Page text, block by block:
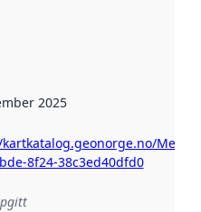
2025
8f24-38c3ed40dfd0